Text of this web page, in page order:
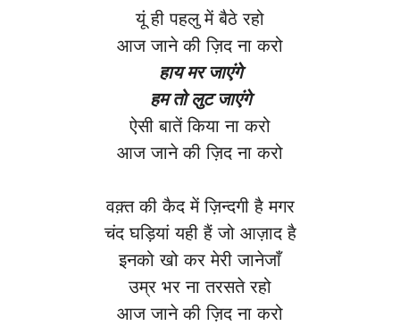
यूं ही पहलु में बैठे रहो
आज जाने की ज़िद ना करो
हाय मर जाएंगे
हम तो लुट जाएंगे
ऐसी बातें किया ना करो
आज जाने की ज़िद ना करो
वक़्त की कैद में ज़िन्दगी है मगर
चंद घड़ियां यही हैं जो आज़ाद है
इनको खो कर मेरी जानेजाँ
उम्र भर ना तरसते रहो
आज जाने की ज़िद ना करो